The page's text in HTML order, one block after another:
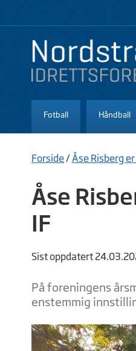
Fotball Håndball
Forside/Åse Risberg
Åse
IF
Sist oppdatert
På foreningens
enstemmig